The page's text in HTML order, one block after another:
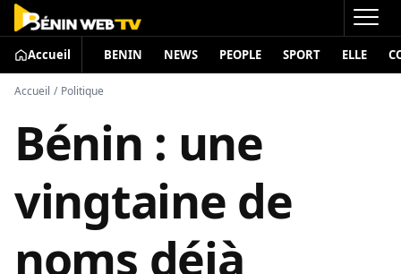
Accueil BENIN NEWS PEOPLE SPORT ELLE
Accueil / Politique
Bénin : une
vingtaine de
noms déjà